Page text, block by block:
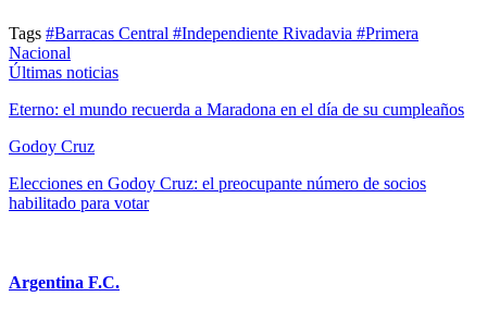
Tags #Barracas Central #Independiente Rivadavia #Primera
Nacional
Últimas noticias
Eterno: el mundo recuerda a Maradona en el día de su cumpleaños
Godoy Cruz
Elecciones en Godoy Cruz: el preocupante número de socios
habilitado para votar
Argentina F.C.